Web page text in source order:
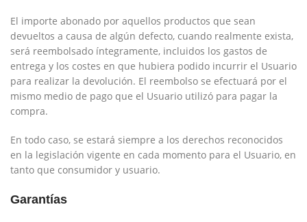
El importe abonado por aquellos productos que sean
devueltos a causa de algún defecto, cuando realmente exista,
será reembolsado íntegramente, incluidos los gastos de
entrega y los costes en que hubiera podido incurrir el Usuario
para realizar la devolución. El reembolso se efectuará por el
mismo medio de pago que el Usuario utilizó para pagar la
compra.
En todo caso, se estará siempre a los derechos reconocidos
en la legislación vigente en cada momento para el Usuario, en
tanto que consumidor y usuario.
Garantías